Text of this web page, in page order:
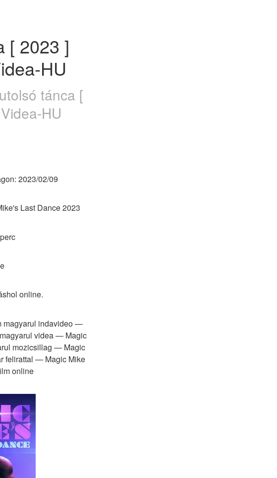
[ 2023 ]
HU
tánca [
HU
2023/02/09
Last Dance 2023
online.
magyarul indavideo —
videa — Magic
mozicsillag — Magic
felirattal — Magic Mike
online